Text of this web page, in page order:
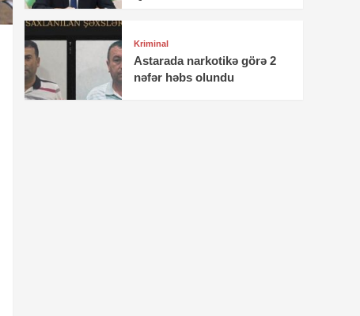
Kriminal
Astarada narkotikə görə 2
nəfər həbs olundu